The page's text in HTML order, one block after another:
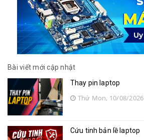
Bài viết mới cập nhật
Thay pin laptop
Thứ Mon, 10/08/2026
Cứu tinh bản lề laptop